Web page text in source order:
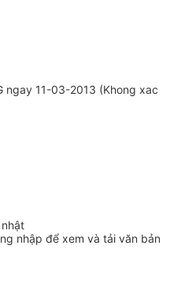
ngay 11-03-2013 (Khong xac
nhập để xem và tải văn bản